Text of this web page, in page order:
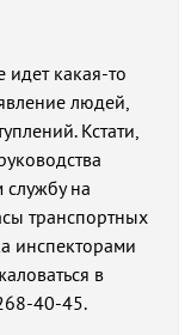
идет какая-то
людей,
Кстати,
на
транспортных
инспекторами
в
40-45.